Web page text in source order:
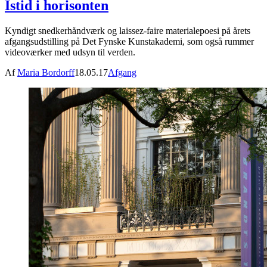
Istid i horisonten
Kyndigt snedkerhåndværk og laissez-faire materialepoesi på årets
afgangsudstilling på Det Fynske Kunstakademi, som også rummer
videoværker med udsyn til verden.
AfMaria Bordorff18.05.17Afgang